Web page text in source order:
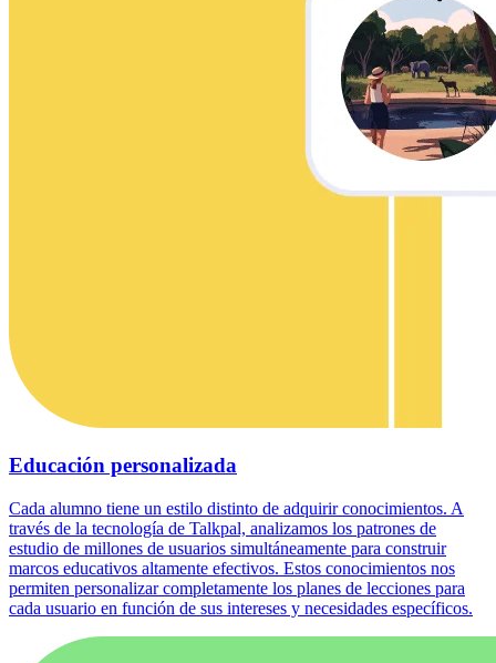
Educación personalizada
Cada alumno tiene un estilo distinto de adquirir conocimientos. A
través de la tecnología de Talkpal, analizamos los patrones de
estudio de millones de usuarios simultáneamente para construir
marcos educativos altamente efectivos. Estos conocimientos nos
permiten personalizar completamente los planes de lecciones para
cada usuario en función de sus intereses y necesidades específicos.